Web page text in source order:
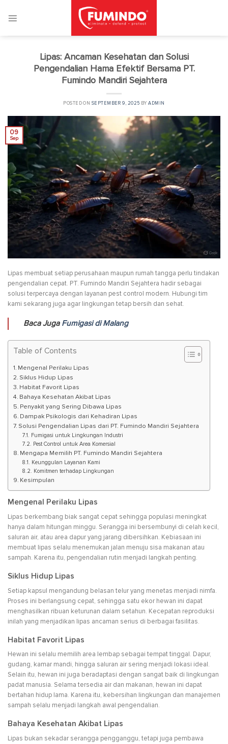
Lipas: Ancaman Kesehatan dan Solusi
Pengendalian Hama Efektif Bersama PT.
Fumindo Mandiri Sejahtera
POSTED ON SEPTEMBER 9, 2025 BYADMIN
09
Sep
Lipas membuat setiap perusahaan maupun rumah tangga perlu tindakan
pengendalian cepat. PT. Fumindo Mandiri Sejahtera hadir sebagai
solusi terpercaya dengan layanan pest control modern. Hubungi tim
kami sekarang juga agar lingkungan tetap bersih dan sehat.
Baca Juga Fumigasi di Malang
Table of Contents
Mengenal Perilaku Lipas
Siklus Hidup Lipas
Habitat Favorit Lipas
Bahaya Kesehatan Akibat Lipas
Penyakit yang Sering Dibawa Lipas
Dampak Psikologis dari Kehadiran Lipas
Solusi Pengendalian Lipas dari PT. Fumindo Mandiri Sejahtera
Fumigasi untuk Lingkungan Industri
Pest Control untuk Area Komersial
Mengapa Memilih PT. Fumindo Mandiri Sejahtera
Keunggulan Layanan Kami
Komitmen terhadap Lingkungan
Kesimpulan
Mengenal Perilaku Lipas
Lipas berkembang biak sangat cepat sehingga populasi meningkat
hanya dalam hitungan minggu. Serangga ini bersembunyi di celah kecil,
saluran air, atau area dapur yang jarang dibersihkan. Kebiasaan ini
membuat lipas selalu menemukan jalan menuju sisa makanan atau
sampah. Karena itu, pengendalian rutin menjadi langkah penting.
Siklus Hidup Lipas
Setiap kapsul mengandung belasan telur yang menetas menjadi nimfa.
Proses ini berlangsung cepat, sehingga satu ekor hewan ini dapat
menghasilkan ribuan keturunan dalam setahun. Kecepatan reproduksi
inilah yang menjadikan lipas ancaman serius di berbagai fasilitas.
Habitat Favorit Lipas
Hewan ini selalu memilih area lembap sebagai tempat tinggal. Dapur,
gudang, kamar mandi, hingga saluran air sering menjadi lokasi ideal.
Selain itu, hewan ini juga beradaptasi dengan sangat baik di lingkungan
padat manusia. Selama tersedia air dan makanan, hewan ini dapat
bertahan hidup lama. Karena itu, kebersihan lingkungan dan manajemen
sampah selalu menjadi langkah awal pengendalian.
Bahaya Kesehatan Akibat Lipas
Lipas bukan sekadar serangga pengganggu, tetapi juga pembawa